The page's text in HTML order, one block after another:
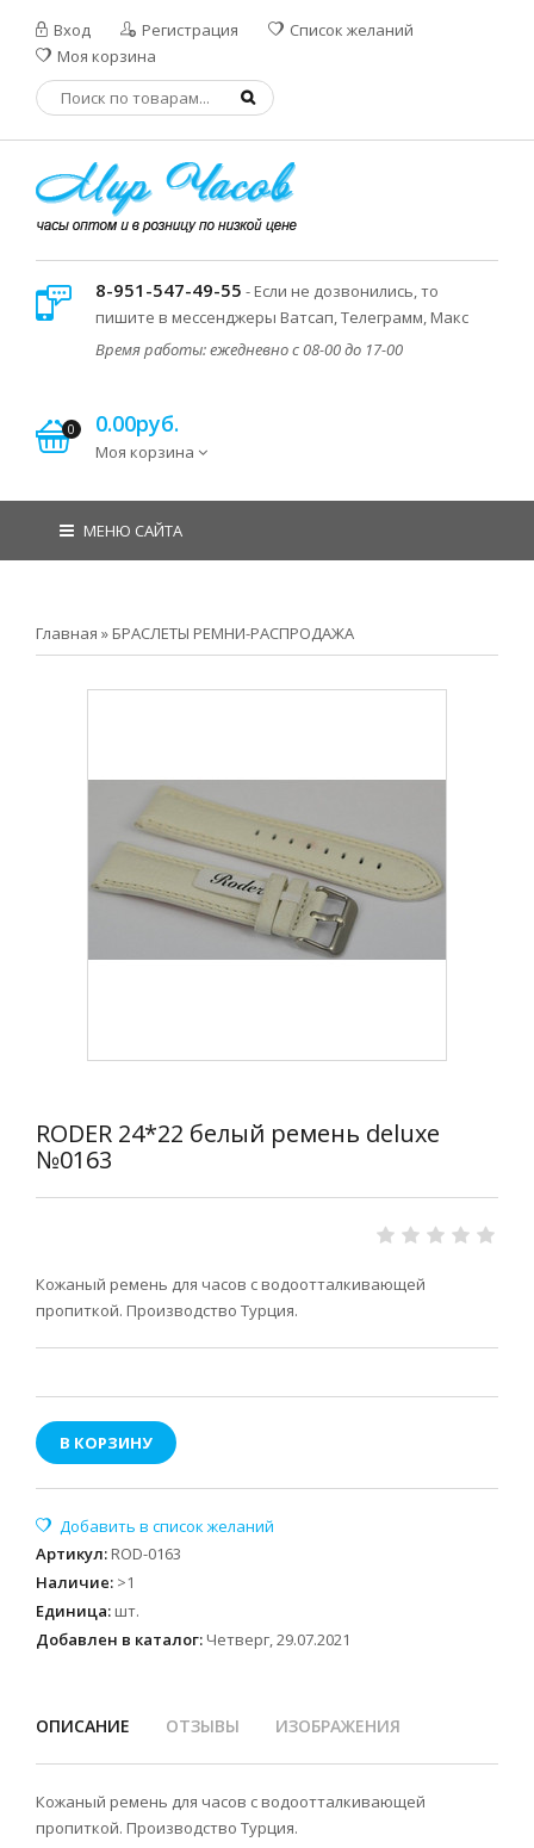
Вход Регистрация
Список желаний
Моя корзина
8-951-547-49-55 - Если не дозвонились, то
пишите в мессенджеры Ватсап, Телеграмм, Макс
Время работы: ежедневно с 08-00 до 17-00
0 0.00руб.
Моя корзина
МЕНЮ САЙТА
Главная » БРАСЛЕТЫ РЕМНИ-РАСПРОДАЖА
RODER 24*22 белый ремень deluxe
№0163
Кожаный ремень для часов с водоотталкивающей
пропиткой. Производство Турция.
В КОРЗИНУ
Артикул: ROD-0163
Наличие: >1
Единица: шт.
Добавлен в каталог: Четверг, 29.07.2021
ОПИСАНИЕ ОТЗЫВЫ ИЗОБРАЖЕНИЯ
Кожаный ремень для часов с водоотталкивающей
пропиткой. Производство Турция.